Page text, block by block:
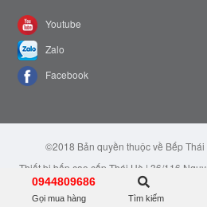
Youtube
Zalo
Facebook
©2018 Bản quyền thuộc về Bếp
Thiết bị bếp cao cấp Thái Hà | 36/116
Email: bepthaiha@gmail.com |
0944809686
Gọi mua hàng Tìm kiếm